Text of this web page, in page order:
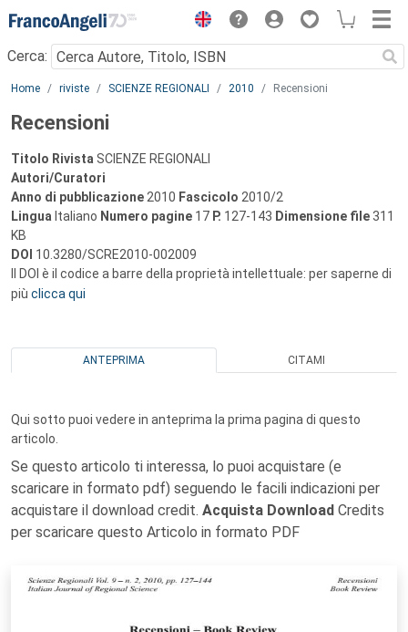
Menu
Cerca:
Main content
Home riviste SCIENZE REGIONALI 2010 Recensioni
Recensioni
Titolo Rivista SCIENZE REGIONALI
Autori/Curatori
Anno di pubblicazione 2010 Fascicolo 2010/2
Lingua Italiano Numero pagine 17 P. 127-143 Dimensione file 311
KB
DOI 10.3280/SCRE2010-002009
Il DOI è il codice a barre della proprietà intellettuale: per saperne di
più clicca qui
ANTEPRIMA CITAMI
Qui sotto puoi vedere in anteprima la prima pagina di questo
articolo.
Se questo articolo ti interessa, lo puoi acquistare (e
scaricare in formato pdf) seguendo le facili indicazioni per
acquistare il download credit. Acquista Download Credits
per scaricare questo Articolo in formato PDF